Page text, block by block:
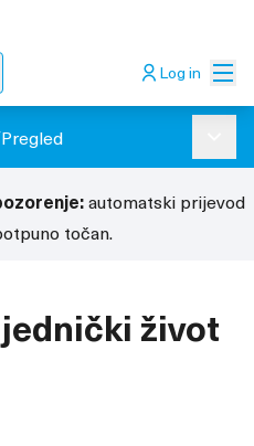
Choose languageOdaberite
Log in
Pregled
automatski prijevod
točan.
život